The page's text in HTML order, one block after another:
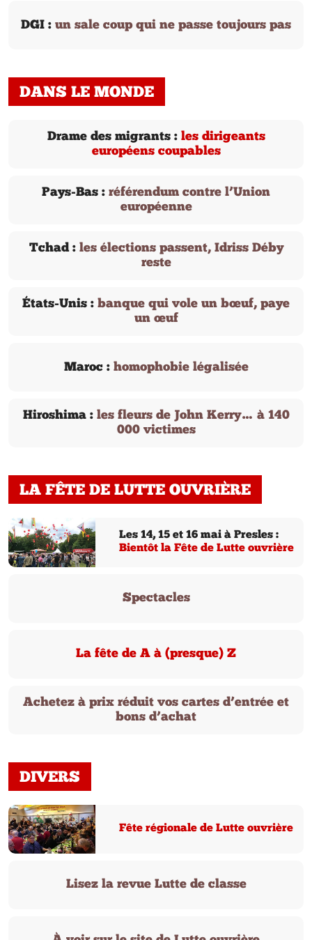
DGI : un sale coup qui ne passe toujours pas
DANS LE MONDE
Drame des migrants : les dirigeants
européens coupables
Pays-Bas : référendum contre l’Union
européenne
Tchad : les élections passent, Idriss Déby
reste
États-Unis : banque qui vole un bœuf, paye
un œuf
Maroc : homophobie légalisée
Hiroshima : les fleurs de John Kerry… à 140
000 victimes
LA FÊTE DE LUTTE OUVRIÈRE
Les 14, 15 et 16 mai à Presles :
Bientôt la Fête de Lutte ouvrière
Spectacles
La fête de A à (presque) Z
Achetez à prix réduit vos cartes d’entrée et
bons d’achat
DIVERS
Fête régionale de Lutte ouvrière
Lisez la revue Lutte de classe